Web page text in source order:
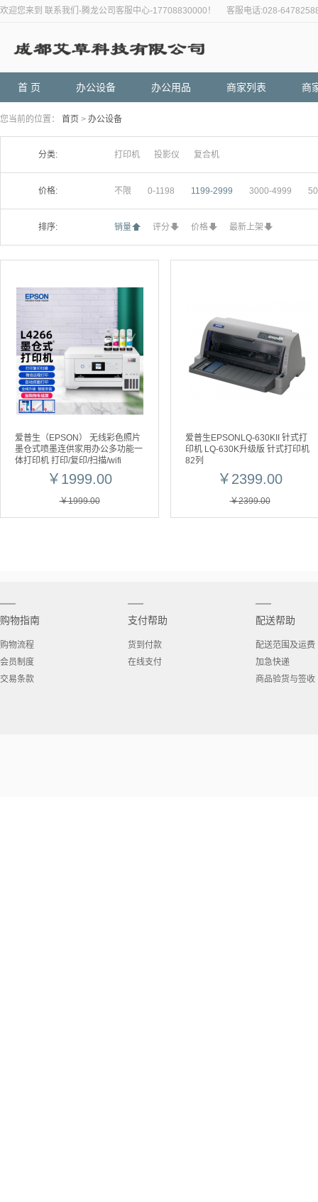
欢迎您来到 联系我们-腾龙公司客服中心-17708830000！ 客服电话:028-
首 页 办公设备 办公用品 商家列表 商
您当前的位置： 首页 > 办公设备
分类: 打印机 投影仪 复合机
价格: 不限 0-1198 1199-2999 3000-4999
排序: 销量 评分 价格 最新上架
爱普生（EPSON） 无线彩色照片
墨仓式喷墨连供家用办公多功能一
体打印机 打印/复印/扫描/wifi
L4266优雅白【L4166升级款】
【彩色三合一】￥1999.00
￥1999.00
爱普生EPSONLQ-630KII 针式打
印机 LQ-630K升级版 针式打印机
82列
￥2399.00
￥2399.00
购物指南
购物流程
会员制度
交易条款
支付帮助
货到付款
在线支付
配送帮助
配送范围及运费
加急快递
商品验货与签收